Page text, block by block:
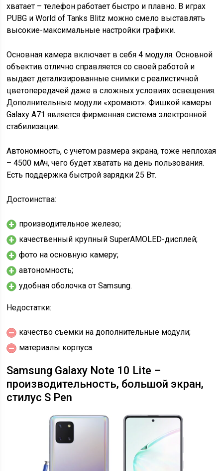
хватает – телефон работает быстро и плавно. В играх
PUBG и World of Tanks Blitz можно смело выставлять
высокие-максимальные настройки графики.
Основная камера включает в себя 4 модуля. Основной
объектив отлично справляется со своей работой и
выдает детализированные снимки с реалистичной
цветопередачей даже в сложных условиях освещения.
Дополнительные модули «хромают». Фишкой камеры
Galaxy A71 является фирменная система электронной
стабилизации.
Автономность, с учетом размера экрана, тоже неплохая
– 4500 мАч, чего будет хватать на день пользования.
Есть поддержка быстрой зарядки 25 Вт.
Достоинства:
производительное железо;
качественный крупный SuperAMOLED-дисплей;
фото на основную камеру;
автономность;
удобная оболочка от Samsung.
Недостатки:
качество съемки на дополнительные модули;
материалы корпуса.
Samsung Galaxy Note 10 Lite –
производительность, большой экран,
стилус S Pen